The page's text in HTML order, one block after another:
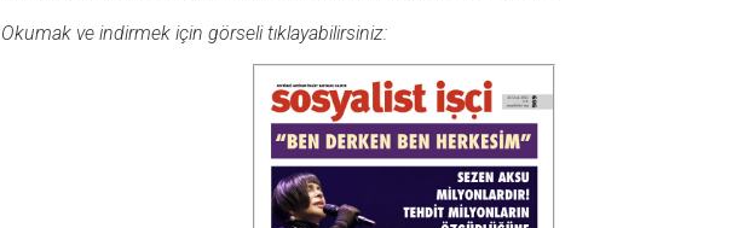
Okumak ve indirmek için görseli tıklayabilirsiniz: